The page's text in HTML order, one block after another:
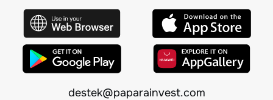
destek@paparainvest.com